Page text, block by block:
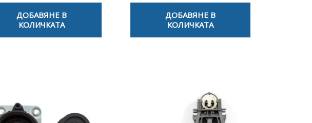
ДОБАВЯНЕ В
КОЛИЧКАТА
ДОБАВЯНЕ В
КОЛИЧКАТА